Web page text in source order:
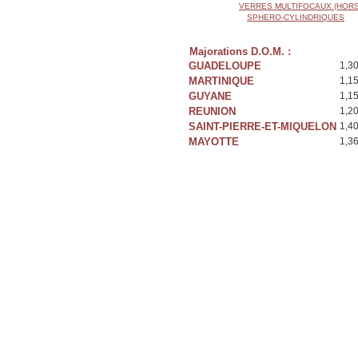
VERRES MULTIFOCAUX
SPHERO-CYLINDRIQUES
Majorations D.O.M. :
GUADELOUPE
MARTINIQUE
GUYANE
REUNION
SAINT-PIERRE-ET-MIQUELON
MAYOTTE